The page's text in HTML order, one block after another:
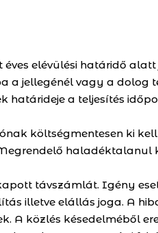
éves elévülési határidő
a jellegénél vagy a dolog
határideje a teljesítés
költségmentesen ki
haladéktalanul
távszámlát. Igény
illetve elállás joga. A
A közlés késedelméből